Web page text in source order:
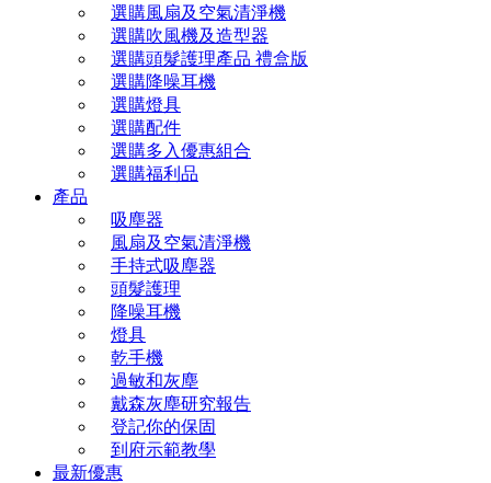
選購風扇及空氣清淨機
選購吹風機及造型器
選購頭髮護理產品 禮盒版
選購降噪耳機
選購燈具
選購配件
選購多入優惠組合
選購福利品
產品
吸塵器
風扇及空氣清淨機
手持式吸塵器
頭髮護理
降噪耳機
燈具
乾手機
過敏和灰塵
戴森灰塵研究報告
登記你的保固
到府示範教學
最新優惠